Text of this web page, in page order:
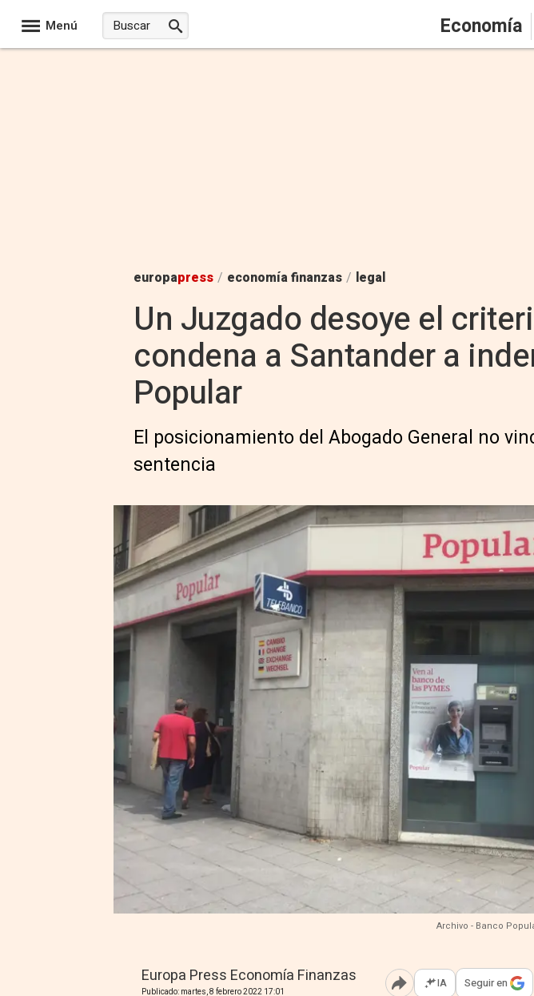
Menú Economía
europapress / economía finanzas / legal
Un Juzgado desoye el
condena a Santander a
Popular
El posicionamiento del Abogado General no
sentencia
Archivo - Banco
Europa Press Economía Finanzas
Publicado: martes, 8 febrero 2022 17:01
IA Seguir en